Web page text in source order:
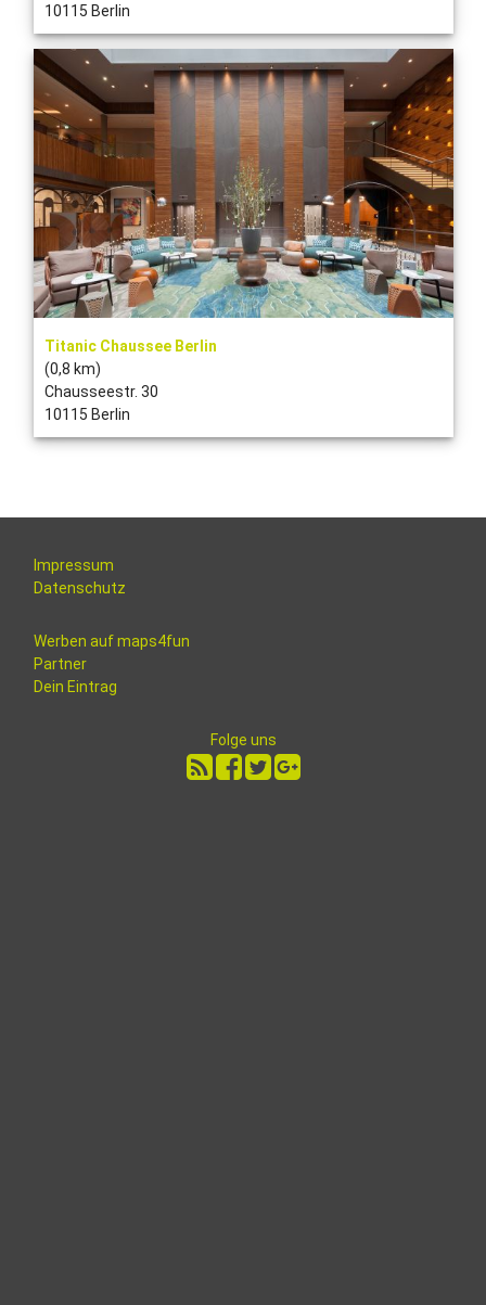
10115 Berlin
Titanic Chaussee Berlin
(0,8 km)
Chausseestr. 30
10115 Berlin
Impressum
Datenschutz
Werben auf maps4fun
Partner
Dein Eintrag
Folge uns